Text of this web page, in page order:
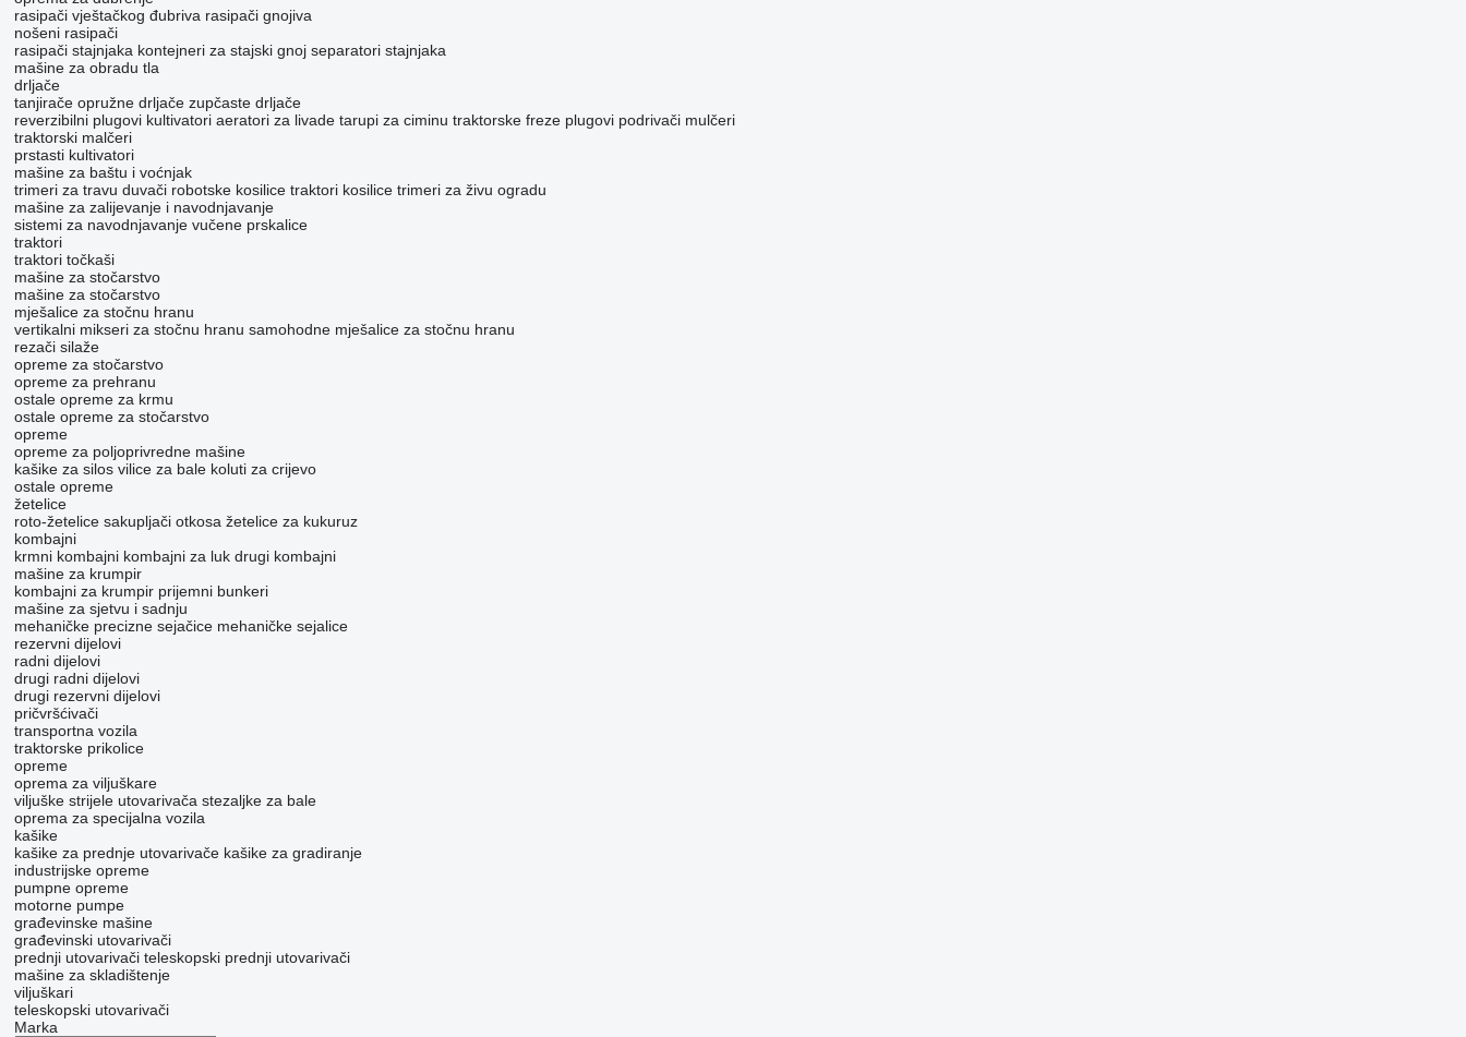
rasipači vještačkog đubriva rasipači gnojiva
nošeni rasipači
rasipači stajnjaka kontejneri za stajski gnoj separatori stajnjaka
mašine za obradu tla
drljače
tanjirače opružne drljače zupčaste drljače
reverzibilni plugovi kultivatori aeratori za livade tarupi za ciminu traktorske freze plugovi podrivači mulčeri
traktorski malčeri
prstasti kultivatori
mašine za baštu i voćnjak
trimeri za travu duvači robotske kosilice traktori kosilice trimeri za živu ogradu
mašine za zaliјеvanje i navodnjavanje
sistemi za navodnjavanje vučene prskalice
traktori
traktori točkaši
mašine za stočarstvo
mašine za stočarstvo
mješalice za stočnu hranu
vertikalni mikseri za stočnu hranu samohodne mješalice za stočnu hranu
rezači silaže
opreme za stočarstvo
opreme za prehranu
ostale opreme za krmu
ostale opreme za stočarstvo
opreme
opreme za poljoprivredne mašine
kašike za silos vilice za bale koluti za crijevo
ostale opreme
žetelice
roto-žetelice sakupljači otkosa žetelice za kukuruz
kombajni
krmni kombajni kombajni za luk drugi kombajni
mašine za krumpir
kombajni za krumpir prijemni bunkeri
mašine za sjetvu i sadnju
mehaničke precizne sejačice mehaničke sejalice
rezervni dijelovi
radni dijelovi
drugi radni dijelovi
drugi rezervni dijelovi
pričvršćivači
transportna vozila
traktorske prikolice
opreme
oprema za viljuškare
viljuške strijele utovarivača stezaljke za bale
oprema za specijalna vozila
kašike
kašike za prednje utovarivače kašike za gradiranje
industrijske opreme
pumpne opreme
motorne pumpe
građevinske mašine
građevinski utovarivači
prednji utovarivači teleskopski prednji utovarivači
mašine za skladištenje
viljuškari
teleskopski utovarivači
Marka